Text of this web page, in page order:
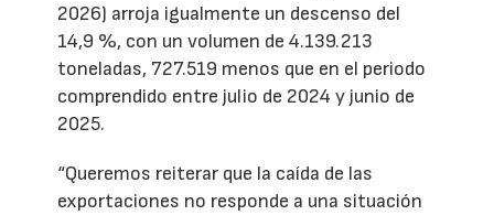
2026) arroja igualmente un descenso del
14,9 %, con un volumen de 4.139.213
toneladas, 727.519 menos que en el periodo
comprendido entre julio de 2024 y junio de
2025.
“Queremos reiterar que la caída de las
exportaciones no responde a una situación